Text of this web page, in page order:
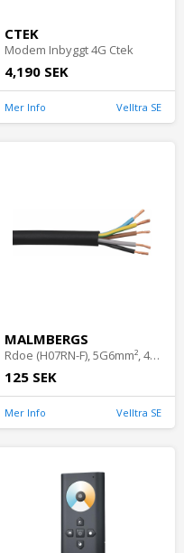
CTEK
Modem Inbyggt 4G Ctek
4,190 SEK
Mer Info Velltra SE
MALMBERGS
Rdoe (H07RN-F), 5G6mm², 450/700V, Svart, Malmbergs 0871465
125 SEK
Mer Info Velltra SE